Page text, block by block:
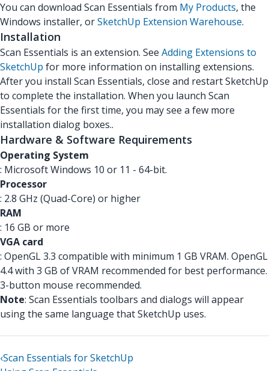
You can download Scan Essentials from My Products, the
Windows installer, orSketchUp Extension Warehouse.
Installation
Scan Essentials is an extension. See Adding Extensions to
SketchUp for more information on installing extensions.
After you install Scan Essentials, close and restart SketchUp
to complete the installation. When you launch Scan
Essentials for the first time, you may see a few more
installation dialog boxes..
Hardware & Software Requirements
Operating System
: Microsoft Windows 10 or 11 - 64-bit.
Processor
: 2.8 GHz (Quad-Core) or higher
RAM
: 16 GB or more
VGA card
: OpenGL 3.3 compatible with minimum 1 GB VRAM. OpenGL
4.4 with 3 GB of VRAM recommended for best performance.
3-button mouse recommended.
Note: Scan Essentials toolbars and dialogs will appear
using the same language that SketchUp uses.
‹Scan Essentials for SketchUp